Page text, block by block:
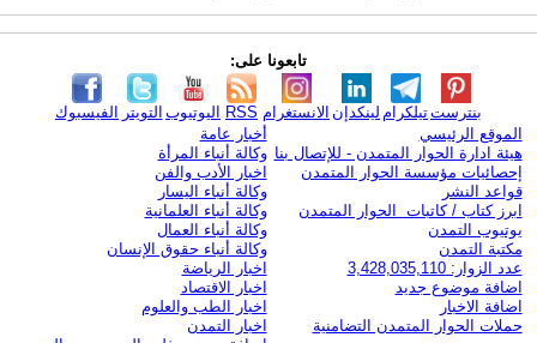
تابعونا على:
الفيسبوك التويتر اليوتيوب RSS الانستغرام لينكدإن تيلكرامبنترست
الموقع الرئيسي
هيئة ادارة الحوار المتمدن - للإتصال بنا
إحصائيات مؤسسة الحوار المتمدن
قواعد النشر
ابرز كتاب / كاتبات الحوار المتمدن
يوتيوب التمدن
مكتبة التمدن
عدد الزوار: 3,428,035,110
اضافة موضوع جديد
اضافة الاخبار
حملات الحوار المتمدن التضامنية
أخبار عامة
وكالة أنباء المرأة
اخبار الأدب والفن
وكالة أنباء اليسار
وكالة أنباء العلمانية
وكالة أنباء العمال
وكالة أنباء حقوق الإنسان
اخبار الرياضة
اخبار الاقتصاد
اخبار الطب والعلوم
اخبار التمدن